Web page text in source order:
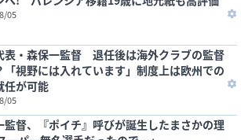
05
表・森保一監督 退任後は海外クラブの監督
「視野には入れています」制度上は欧州での
任が可能
05
監督、『ポイチ』呼びが誕生したまさかの理